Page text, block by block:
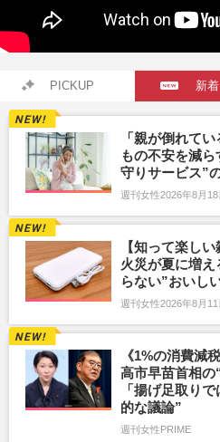
PICKUP 新着
「親が倒れて
もの不安を減
守りサービス”
週刊女性2026年8月
【知って楽し
火災が夏に増
らない”おいし
週刊女性2026年8月
《1%の消費減
高市早苗首相の
「揚げ足取り
的な議論”
週刊女性PRIME